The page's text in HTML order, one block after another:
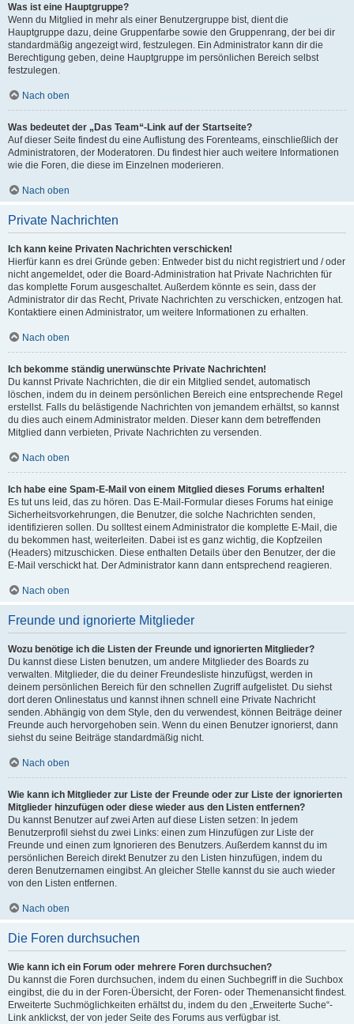
Was ist eine Hauptgruppe?
Wenn du Mitglied in mehr als einer Benutzergruppe bist, dient die
Hauptgruppe dazu, deine Gruppenfarbe sowie den Gruppenrang, der bei dir
standardmäßig angezeigt wird, festzulegen. Ein Administrator kann dir die
Berechtigung geben, deine Hauptgruppe im persönlichen Bereich selbst
festzulegen.
Nach oben
Was bedeutet der „Das Team“-Link auf der Startseite?
Auf dieser Seite findest du eine Auflistung des Forenteams, einschließlich der
Administratoren, der Moderatoren. Du findest hier auch weitere Informationen
wie die Foren, die diese im Einzelnen moderieren.
Nach oben
Private Nachrichten
Ich kann keine Privaten Nachrichten verschicken!
Hierfür kann es drei Gründe geben: Entweder bist du nicht registriert und / oder
nicht angemeldet, oder die Board-Administration hat Private Nachrichten für
das komplette Forum ausgeschaltet. Außerdem könnte es sein, dass der
Administrator dir das Recht, Private Nachrichten zu verschicken, entzogen hat.
Kontaktiere einen Administrator, um weitere Informationen zu erhalten.
Nach oben
Ich bekomme ständig unerwünschte Private Nachrichten!
Du kannst Private Nachrichten, die dir ein Mitglied sendet, automatisch
löschen, indem du in deinem persönlichen Bereich eine entsprechende Regel
erstellst. Falls du belästigende Nachrichten von jemandem erhältst, so kannst
du dies auch einem Administrator melden. Dieser kann dem betreffenden
Mitglied dann verbieten, Private Nachrichten zu versenden.
Nach oben
Ich habe eine Spam-E-Mail von einem Mitglied dieses Forums erhalten!
Es tut uns leid, das zu hören. Das E-Mail-Formular dieses Forums hat einige
Sicherheitsvorkehrungen, die Benutzer, die solche Nachrichten senden,
identifizieren sollen. Du solltest einem Administrator die komplette E-Mail, die
du bekommen hast, weiterleiten. Dabei ist es ganz wichtig, die Kopfzeilen
(Headers) mitzuschicken. Diese enthalten Details über den Benutzer, der die
E-Mail verschickt hat. Der Administrator kann dann entsprechend reagieren.
Nach oben
Freunde und ignorierte Mitglieder
Wozu benötige ich die Listen der Freunde und ignorierten Mitglieder?
Du kannst diese Listen benutzen, um andere Mitglieder des Boards zu
verwalten. Mitglieder, die du deiner Freundesliste hinzufügst, werden in
deinem persönlichen Bereich für den schnellen Zugriff aufgelistet. Du siehst
dort deren Onlinestatus und kannst ihnen schnell eine Private Nachricht
senden. Abhängig von dem Style, den du verwendest, können Beiträge deiner
Freunde auch hervorgehoben sein. Wenn du einen Benutzer ignorierst, dann
siehst du seine Beiträge standardmäßig nicht.
Nach oben
Wie kann ich Mitglieder zur Liste der Freunde oder zur Liste der ignorierten
Mitglieder hinzufügen oder diese wieder aus den Listen entfernen?
Du kannst Benutzer auf zwei Arten auf diese Listen setzen: In jedem
Benutzerprofil siehst du zwei Links: einen zum Hinzufügen zur Liste der
Freunde und einen zum Ignorieren des Benutzers. Außerdem kannst du im
persönlichen Bereich direkt Benutzer zu den Listen hinzufügen, indem du
deren Benutzernamen eingibst. An gleicher Stelle kannst du sie auch wieder
von den Listen entfernen.
Nach oben
Die Foren durchsuchen
Wie kann ich ein Forum oder mehrere Foren durchsuchen?
Du kannst die Foren durchsuchen, indem du einen Suchbegriff in die Suchbox
eingibst, die du in der Foren-Übersicht, der Foren- oder Themenansicht findest.
Erweiterte Suchmöglichkeiten erhältst du, indem du den „Erweiterte Suche“-
Link anklickst, der von jeder Seite des Forums aus verfügbar ist.